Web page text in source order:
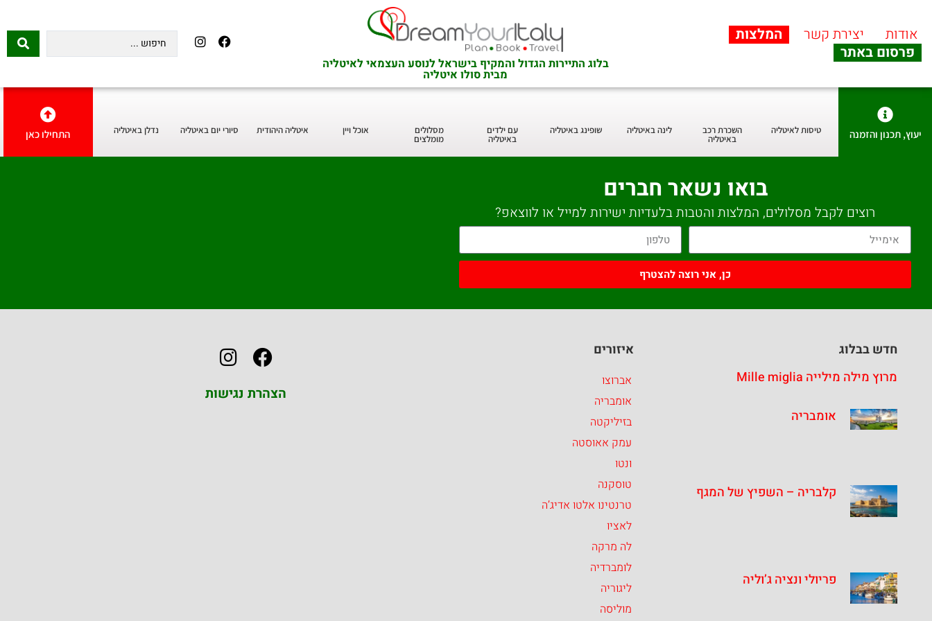
אודות יצירת קשר
המלצות
פרסום באתר
בלוג התיירות הגדול והמקיף בישראל לנוסע העצמאי לאיטליה
מבית סולו איטליה
יעוץ, תכנון והזמנה טיסות לאיטליה השכרת רכב
באיטליה
לינה באיטליה שופינג באיטליה עם ילדים
באיטליה
מסלולים
מומלצים
אוכל ויין איטליה היהודית סיורי יום באיטליה נדלן באיטליה התחילו כאן
בואו נשאר חברים
רוצים לקבל מסלולים, המלצות והטבות בלעדיות ישירות למייל או לווצאפ?
כן, אני רוצה להצטרף
חדש בבלוג
מרוץ מילה מילייה Mille miglia
אומבריה
קלבריה – השפיץ של המגף
פריולי ונציה ג’וליה
איזורים
אברוצו
אומבריה
בזיליקטה
עמק אאוסטה
ונטו
טוסקנה
טרנטינו אלטו אדיג’ה
לאציו
לה מרקה
לומברדיה
ליגוריה
מוליסה
הצהרת נגישות